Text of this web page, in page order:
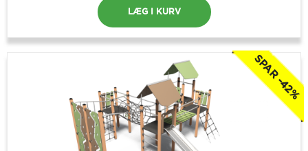
LÆG I KURV
SPAR -42%